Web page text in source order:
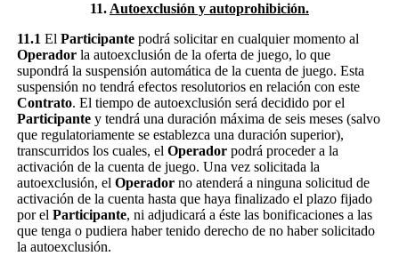
11. Autoexclusión y autoprohibición.
11.1 El Participantepodrá solicitar en cualquier momento al
Operadorla autoexclusión de la oferta de juego, lo que
supondrá la suspensión automática de la cuenta de juego. Esta
suspensión no tendrá efectos resolutorios en relación con este
Contrato. El tiempo de autoexclusión será decidido por el
Participante y tendrá una duración máxima de seis meses (salvo
que regulatoriamente se establezca una duración superior),
transcurridos los cuales, el Operador podrá proceder a la
activación de la cuenta de juego. Una vez solicitada la
autoexclusión, el Operadorno atenderá a ninguna solicitud de
activación de la cuenta hasta que haya finalizado el plazo fijado
por el Participante, ni adjudicará a éste las bonificaciones a las
que tenga o pudiera haber tenido derecho de no haber solicitado
la autoexclusión.